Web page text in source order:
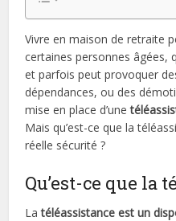
Vivre en maison de retraite
certaines personnes âgées,
et parfois peut provoquer
dépendances, ou des
mise en place d’une
Mais qu’est-ce que la
réelle sécurité ?
Qu’est-ce que la
La téléassistance est un